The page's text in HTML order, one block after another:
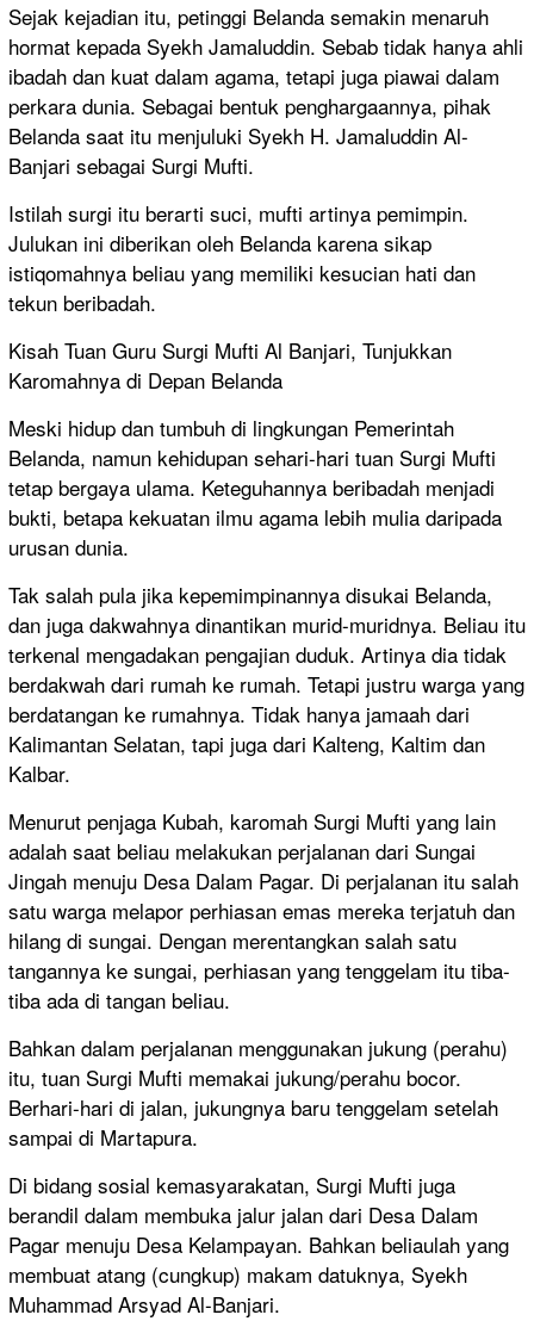
Sejak kejadian itu, petinggi Belanda semakin menaruh
hormat kepada Syekh Jamaluddin. Sebab tidak hanya ahli
ibadah dan kuat dalam agama, tetapi juga piawai dalam
perkara dunia. Sebagai bentuk penghargaannya, pihak
Belanda saat itu menjuluki Syekh H. Jamaluddin Al-
Banjari sebagai Surgi Mufti.
Istilah surgi itu berarti suci, mufti artinya pemimpin.
Julukan ini diberikan oleh Belanda karena sikap
istiqomahnya beliau yang memiliki kesucian hati dan
tekun beribadah.
Kisah Tuan Guru Surgi Mufti Al Banjari, Tunjukkan
Karomahnya di Depan Belanda
Meski hidup dan tumbuh di lingkungan Pemerintah
Belanda, namun kehidupan sehari-hari tuan Surgi Mufti
tetap bergaya ulama. Keteguhannya beribadah menjadi
bukti, betapa kekuatan ilmu agama lebih mulia daripada
urusan dunia.
Tak salah pula jika kepemimpinannya disukai Belanda,
dan juga dakwahnya dinantikan murid-muridnya. Beliau itu
terkenal mengadakan pengajian duduk. Artinya dia tidak
berdakwah dari rumah ke rumah. Tetapi justru warga yang
berdatangan ke rumahnya. Tidak hanya jamaah dari
Kalimantan Selatan, tapi juga dari Kalteng, Kaltim dan
Kalbar.
Menurut penjaga Kubah, karomah Surgi Mufti yang lain
adalah saat beliau melakukan perjalanan dari Sungai
Jingah menuju Desa Dalam Pagar. Di perjalanan itu salah
satu warga melapor perhiasan emas mereka terjatuh dan
hilang di sungai. Dengan merentangkan salah satu
tangannya ke sungai, perhiasan yang tenggelam itu tiba-
tiba ada di tangan beliau.
Bahkan dalam perjalanan menggunakan jukung (perahu)
itu, tuan Surgi Mufti memakai jukung/perahu bocor.
Berhari-hari di jalan, jukungnya baru tenggelam setelah
sampai di Martapura.
Di bidang sosial kemasyarakatan, Surgi Mufti juga
berandil dalam membuka jalur jalan dari Desa Dalam
Pagar menuju Desa Kelampayan. Bahkan beliaulah yang
membuat atang (cungkup) makam datuknya, Syekh
Muhammad Arsyad Al-Banjari.